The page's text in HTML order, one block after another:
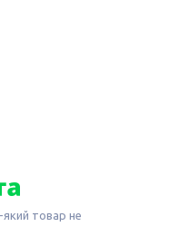
який товар не